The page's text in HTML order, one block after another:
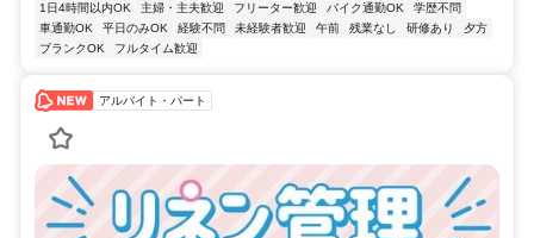
1日4時間以内OK
主婦・主夫歓迎 フリーター歓迎 バイク通勤OK
学歴不問
車通勤OK
平日のみOK 経験不問 未経験者歓迎 午前 残業なし 研修あり
夕方
ブランクOK
フルタイム歓迎
アルバイト・パート